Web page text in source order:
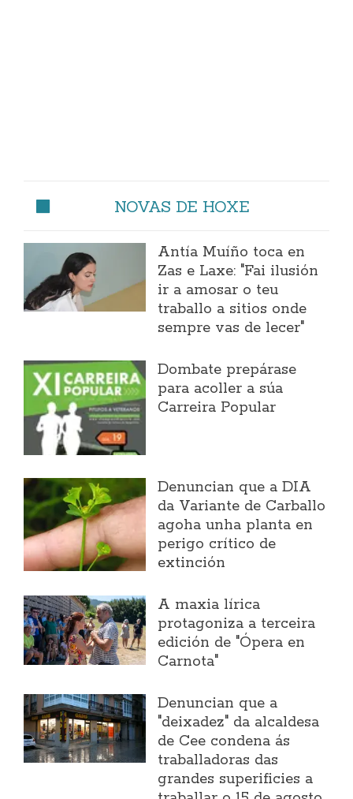
NOVAS DE HOXE
Antía Muíño toca en
Zas e Laxe: "Fai ilusión
ir a amosar o teu
traballo a sitios onde
sempre vas de lecer"
Dombate prepárase
para acoller a súa
Carreira Popular
Denuncian que a DIA
da Variante de Carballo
agoha unha planta en
perigo crítico de
extinción
A maxia lírica
protagoniza a terceira
edición de "Ópera en
Carnota"
Denuncian que a
"deixadez" da alcaldesa
de Cee condena ás
traballadoras das
grandes superificies a